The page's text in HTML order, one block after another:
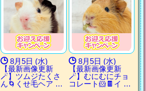
8月5日 (水)
【最新画像更新
🪄】ツムジたくさ
ん🌀くせ毛ヘア …
8月5日 (水)
【最新画像更新
🪄】むにむにチョ
コレート🐹🍫イ …